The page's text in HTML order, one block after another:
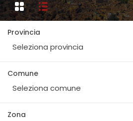
Provincia
Seleziona provincia
Comune
Seleziona comune
Zona